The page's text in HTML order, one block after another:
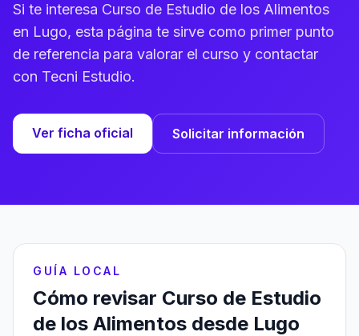
Si te interesa Curso de Estudio de los Alimentos
en Lugo, esta página te sirve como primer punto
de referencia para valorar el curso y contactar
con Tecni Estudio.
Ver ficha oficial Solicitar información
GUÍA LOCAL
Cómo revisar Curso de Estudio
de los Alimentos desde Lugo